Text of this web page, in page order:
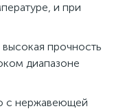
и при
прочность
диапазоне
с нержавеющей